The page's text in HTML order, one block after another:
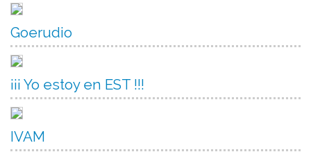
Goerudio
¡¡¡ Yo estoy en EST !!!
IVAM